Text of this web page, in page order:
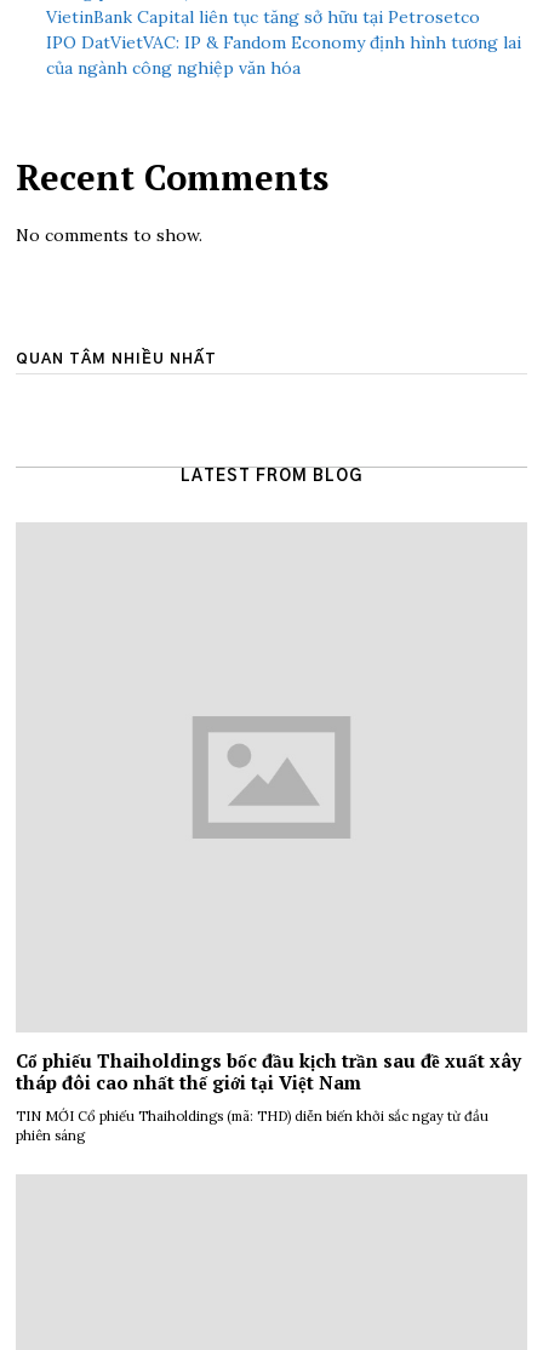
VietinBank Capital liên tục tăng sở hữu tại Petrosetco
IPO DatVietVAC: IP & Fandom Economy định hình tương lai
của ngành công nghiệp văn hóa
Recent Comments
No comments to show.
QUAN TÂM NHIỀU NHẤT
LATEST FROM BLOG
Cổ phiếu Thaiholdings bốc đầu kịch trần sau đề xuất xây
tháp đôi cao nhất thế giới tại Việt Nam
TIN MỚI Cổ phiếu Thaiholdings (mã: THD) diễn biến khởi sắc ngay từ đầu
phiên sáng